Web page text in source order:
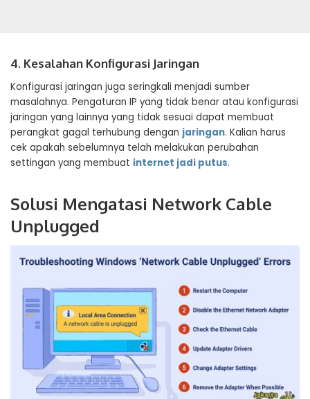
4. Kesalahan Konfigurasi Jaringan
Konfigurasi jaringan juga seringkali menjadi sumber
masalahnya. Pengaturan IP yang tidak benar atau konfigurasi
jaringan yang lainnya yang tidak sesuai dapat membuat
perangkat gagal terhubung dengan jaringan. Kalian harus
cek apakah sebelumnya telah melakukan perubahan
settingan yang membuat internet jadi putus.
Solusi Mengatasi Network Cable
Unplugged